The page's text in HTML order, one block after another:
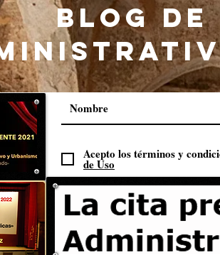
BLOG DE
Acepto los términos y
de Uso